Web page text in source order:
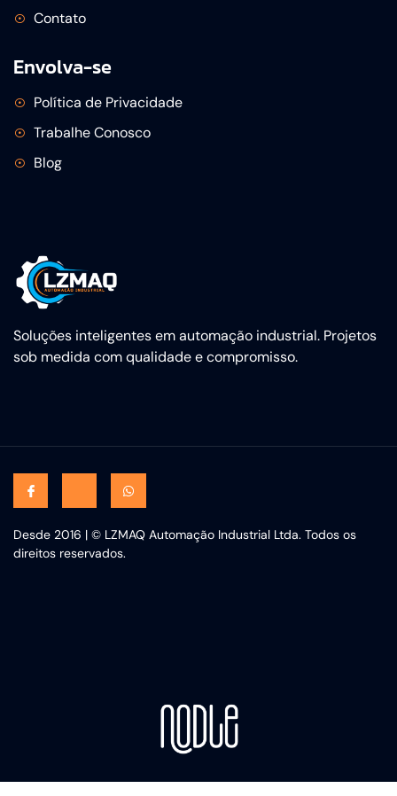
Soluções inteligentes em automação industrial. Projetos
sob medida com qualidade e compromisso.
Contato
Envolva-se
Política de Privacidade
Trabalhe Conosco
Blog
Desde 2016 | © LZMAQ Automação Industrial Ltda. Todos os
direitos reservados.